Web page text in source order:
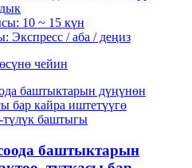
10 ~ 15 күн
Экспресс / аба / деңиз
чейин
баштыктарын